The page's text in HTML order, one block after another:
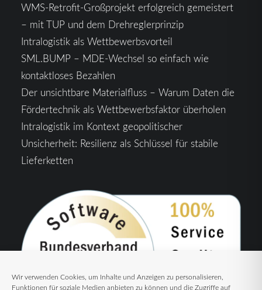
Wir verwenden Cookies, um Inhalte und Anzeigen zu personalisieren,
Funktionen für soziale Medien anbieten zu können und die Zugriffe auf
WMS-Retrofit-Großprojekt erfolgreich gemeistert
– mit TUP und dem Drehreglerprinzip
Intralogistik als Wettbewerbsvorteil
SML.BUMP – MDE-Wechsel so einfach wie
kontaktloses Bezahlen
Der unsichtbare Materialfluss – Warum Daten die
Fördertechnik als Wettbewerbsfaktor überholen
Intralogistik im Kontext geopolitischer
Unsicherheit: Resilienz als Schlüssel für stabile
Lieferketten